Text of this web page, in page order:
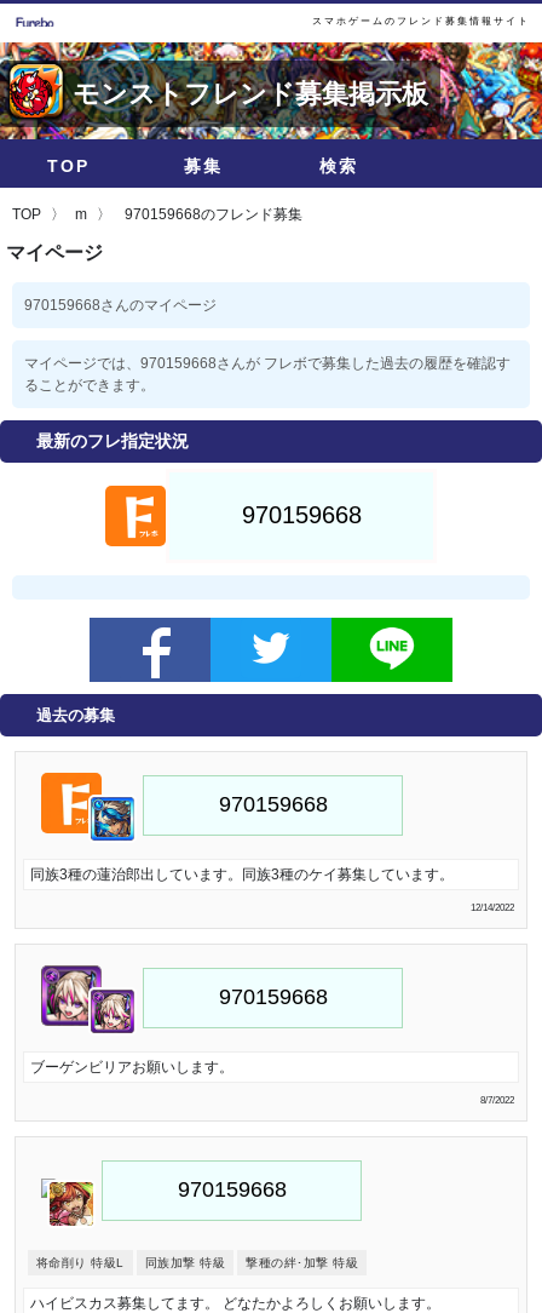
スマホゲームのフレンド募集情報サイト
モンストフレンド募集掲示板
TOP 募集 検索
TOP m 970159668のフレンド募集
マイページ
970159668さんのマイページ
マイページでは、970159668さんが フレボで募集した過去の履歴を確認す
ることができます。
最新のフレ指定状況
過去の募集
同族3種の蓮治郎出しています。同族3種のケイ募集しています。
12/14/2022
ブーゲンビリアお願いします。
8/7/2022
将命削り 特級L 同族加撃 特級 撃種の絆･加撃 特級
ハイビスカス募集してます。 どなたかよろしくお願いします。